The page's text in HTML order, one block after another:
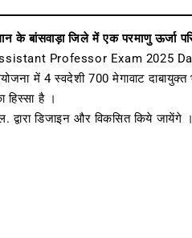
के बांसवाड़ा जिले में एक परमाणु ऊर्जा
Professor Exam 2025
में 4 स्वदेशी 700 मेगावाट दाबायुक्त
हिस्सा है ।
डिजाइन और विकसित किये जायेंगे ।